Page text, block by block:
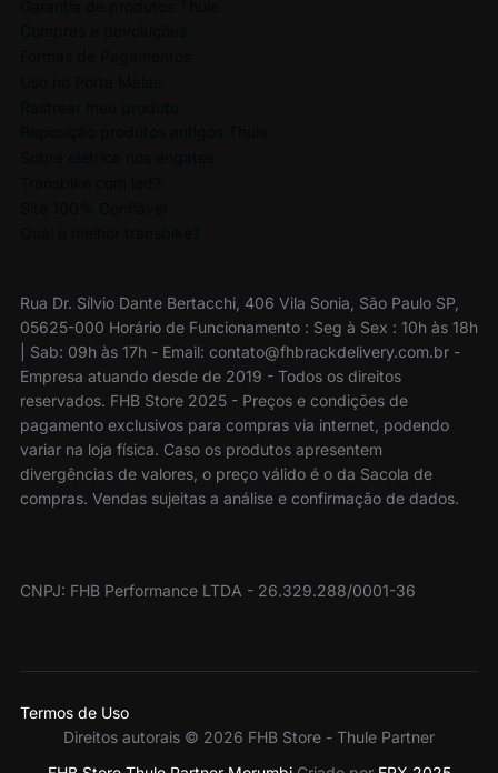
Rua Dr. Sílvio Dante Bertacchi, 406 Vila Sonia, São Paulo SP,
05625-000 Horário de Funcionamento : Seg à Sex : 10h às 18h
| Sab: 09h às 17h - Email: contato@fhbrackdelivery.com.br -
Empresa atuando desde de 2019 - Todos os direitos
reservados. FHB Store 2025 - Preços e condições de
pagamento exclusivos para compras via internet, podendo
variar na loja física. Caso os produtos apresentem
divergências de valores, o preço válido é o da Sacola de
compras. Vendas sujeitas a análise e confirmação de dados.
CNPJ: FHB Performance LTDA - 26.329.288/0001-36
Termos de Uso
Direitos autorais © 2026 FHB Store - Thule Partner